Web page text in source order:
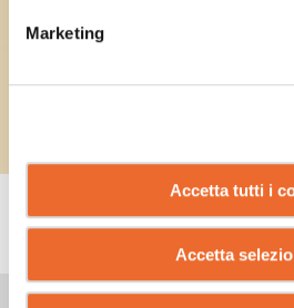
Marketing
Accetta tutti i
Accetta
CONSIGLI